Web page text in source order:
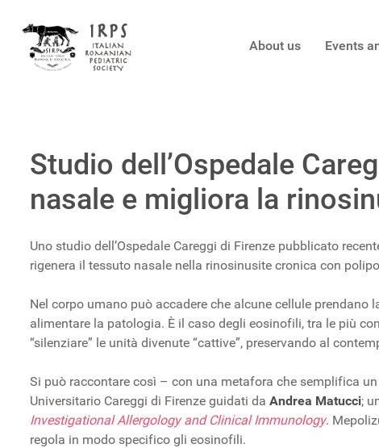
About us Events
Studio dell’Ospedale
nasale e migliora la
Uno studio dell’Ospedale Careggi di Firenze pubblicato
rigenera il tessuto nasale nella rinosinusite cronica con
Nel corpo umano può accadere che alcune cellule
alimentare la patologia. È il caso degli eosinofili, tra le più
“silenziare” le unità divenute “cattive”, preservando al
Si può raccontare così – con una metafora che semplifica
Universitario Careggi di Firenze guidati da Andrea Matucci;
Investigational Allergology and Clinical Immunology.
regola in modo specifico gli eosinofili.